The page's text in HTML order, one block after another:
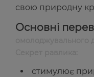
свою природну
Основні
стимулює